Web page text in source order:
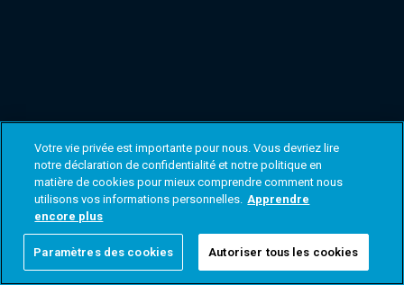
Votre vie privée est importante pour nous. Vous devriez lire
notre déclaration de confidentialité et notre politique en
matière de cookies pour mieux comprendre comment nous
utilisons vos informations personnelles. Apprendre
encore plus
Paramètres des cookies Autoriser tous les cookies